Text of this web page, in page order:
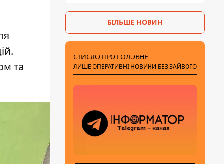
та
українському літаку на
аеродромі Лейпцигу
БІЛЬШЕ НОВИН
СТИСЛО ПРО ГОЛОВНЕ
ЛИШЕ ОПЕРАТИВНІ НОВИНИ БЕЗ ЗАЙВОГО